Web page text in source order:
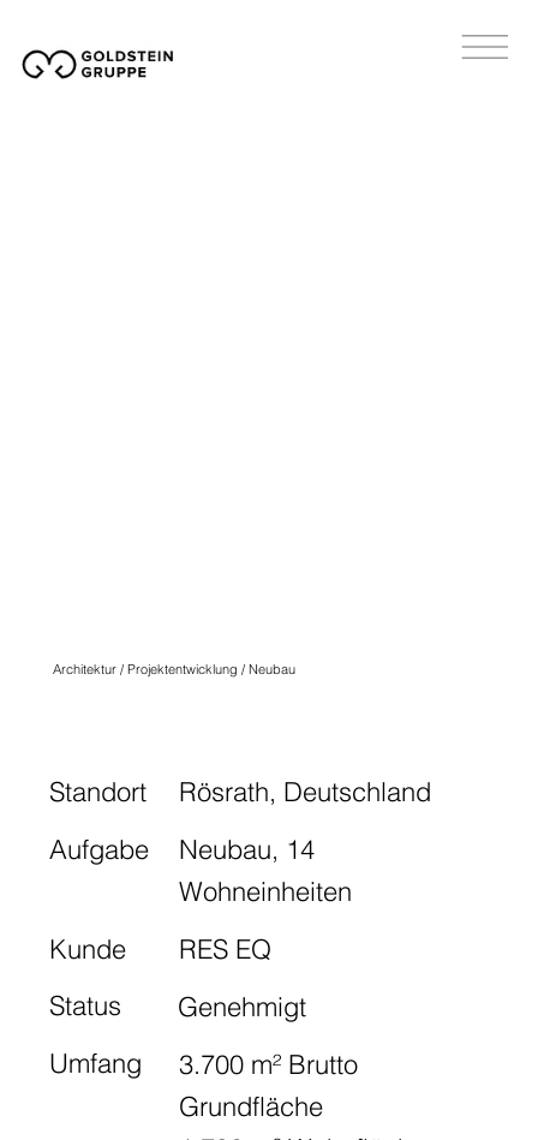
Standort
Rösrath, Deutschland
Aufgabe
Neubau, 14
Wohneinheiten
Kunde
RES EQ
Status
Genehmigt
Umfang
3.700 m² Brutto
Grundfläche
Architektur / Projektentwicklung / Neubau